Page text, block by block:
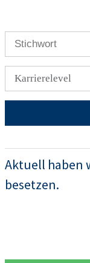
Karrierelevel
Aktuell haben
besetzen.